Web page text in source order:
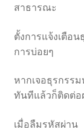
สาธารณะ
ตั้งการแจ้งเตือ
การบ่อยๆ
หากเจอธุรกรร
ทันทีแล้วก็ติดต่
เมื่อลืมรหัสผ่าน